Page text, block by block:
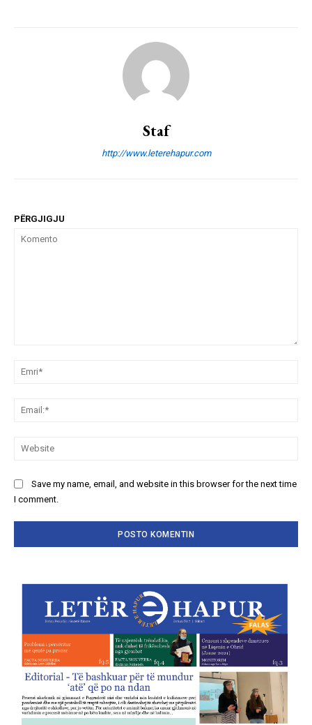
Staf
http://www.leterehapur.com
PËRGJIGJU
Save my name, email, and website in this browser for the next time
I comment.